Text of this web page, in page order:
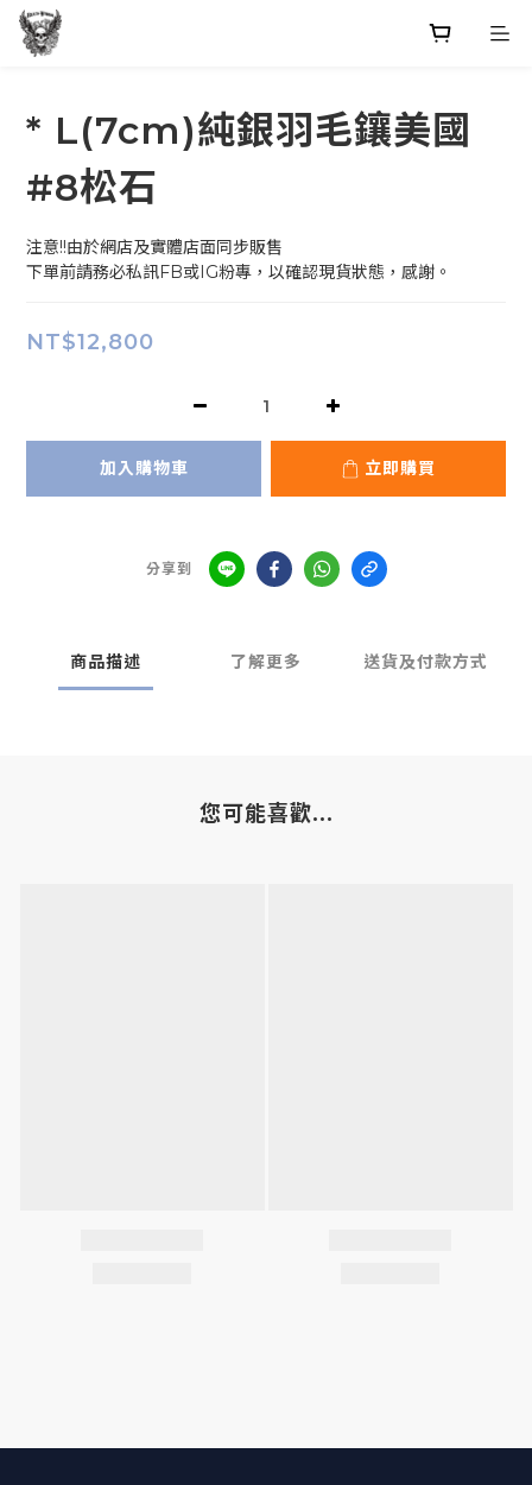
* L(7cm)純銀羽毛鑲美國
#8松石
注意!!由於網店及實體店面同步販售
下單前請務必私訊FB或IG粉專，以確認現貨狀態，感謝。
NT$12,800
加入購物車 立即購買
分享到
商品描述 了解更多 送貨及付款方式
您可能喜歡...